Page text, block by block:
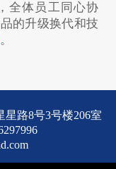
全体员工同心协
的升级换代和技
。
路8号3号楼206室